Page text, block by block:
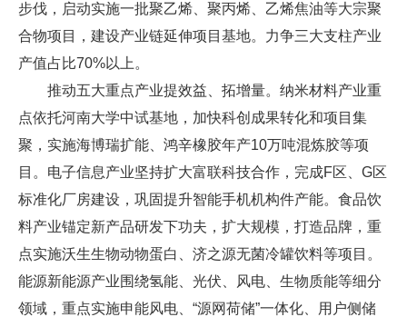
步伐，启动实施一批聚乙烯、聚丙烯、乙烯焦油等大宗聚
合物项目，建设产业链延伸项目基地。力争三大支柱产业
产值占比70%以上。
推动五大重点产业提效益、拓增量。纳米材料产业重
点依托河南大学中试基地，加快科创成果转化和项目集
聚，实施海博瑞扩能、鸿辛橡胶年产10万吨混炼胶等项
目。电子信息产业坚持扩大富联科技合作，完成F区、G区
标准化厂房建设，巩固提升智能手机机构件产能。食品饮
料产业锚定新产品研发下功夫，扩大规模，打造品牌，重
点实施沃生生物动物蛋白、济之源无菌冷罐饮料等项目。
能源新能源产业围绕氢能、光伏、风电、生物质能等细分
领域，重点实施申能风电、“源网荷储”一体化、用户侧储